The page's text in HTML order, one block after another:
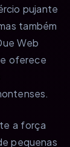
pujante
também
Web
oferece
a força
pequenas